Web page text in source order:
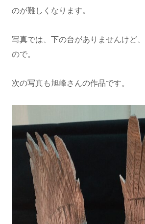
のが難しくなります。
写真では、下の台がありませんけど
ので。
次の写真も旭峰さんの作品です。